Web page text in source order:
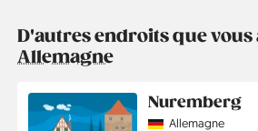
D'autres endroits que
Allemagne
Nuremberg
CountryAllemagne